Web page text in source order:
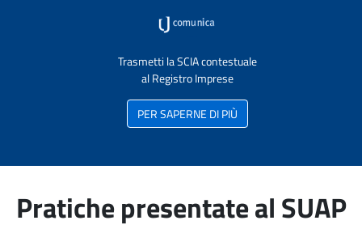
Trasmetti la SCIA contestuale
al Registro Imprese
PER SAPERNE DI PIÙ
Pratiche presentate al SUAP